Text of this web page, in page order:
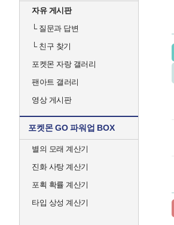
자유 게시판
└질문과 답변
└친구 찾기
포켓몬 자랑 갤러리
팬아트 갤러리
영상 게시판
포켓몬 GO 파워업 BOX
별의 모래 계산기
진화 사탕 계산기
포획 확률 계산기
타입 상성 계산기